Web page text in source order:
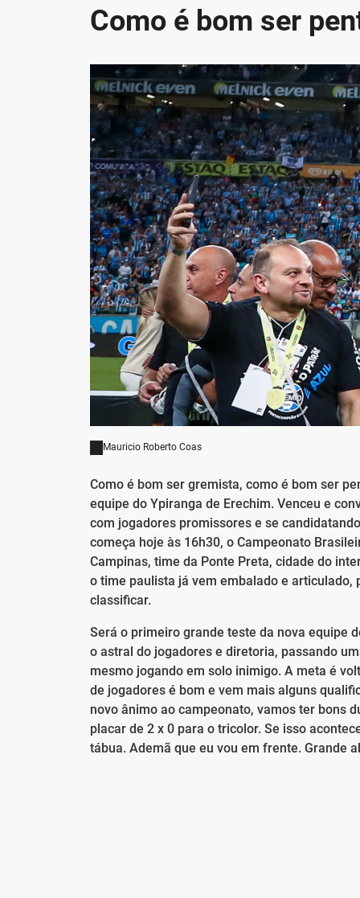
Como é bom ser
Mauricio Roberto Coas
Como é bom ser gremista, como é bom ser
equipe do Ypiranga de Erechim. Venceu e
com jogadores promissores e se
começa hoje às 16h30, o Campeonato
Campinas, time da Ponte Preta, cidade do
o time paulista já vem embalado e articulado,
classificar.
Será o primeiro grande teste da nova equipe
o astral do jogadores e diretoria, passando
mesmo jogando em solo inimigo. A meta é
de jogadores é bom e vem mais alguns
novo ânimo ao campeonato, vamos ter bons
placar de 2 x 0 para o tricolor. Se isso
tábua. Ademã que eu vou em frente. Grande